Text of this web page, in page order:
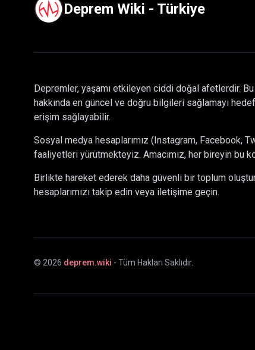
Deprem Wiki - Türkiye
Depremler, yaşamı etkileyen ciddi doğal afetlerdir.
hakkında en güncel ve doğru bilgileri sağlamayı
erişim sağlayabilir.
Sosyal medya hesaplarımız (Instagram, Facebook,
faaliyetleri yürütmekteyiz. Amacımız, her bireyin bu
Birlikte hareket ederek daha güvenli bir toplum
hesaplarımızı takip edin veya iletişime geçin.
© 2026 deprem.wiki - Tüm Hakları Saklıdır.